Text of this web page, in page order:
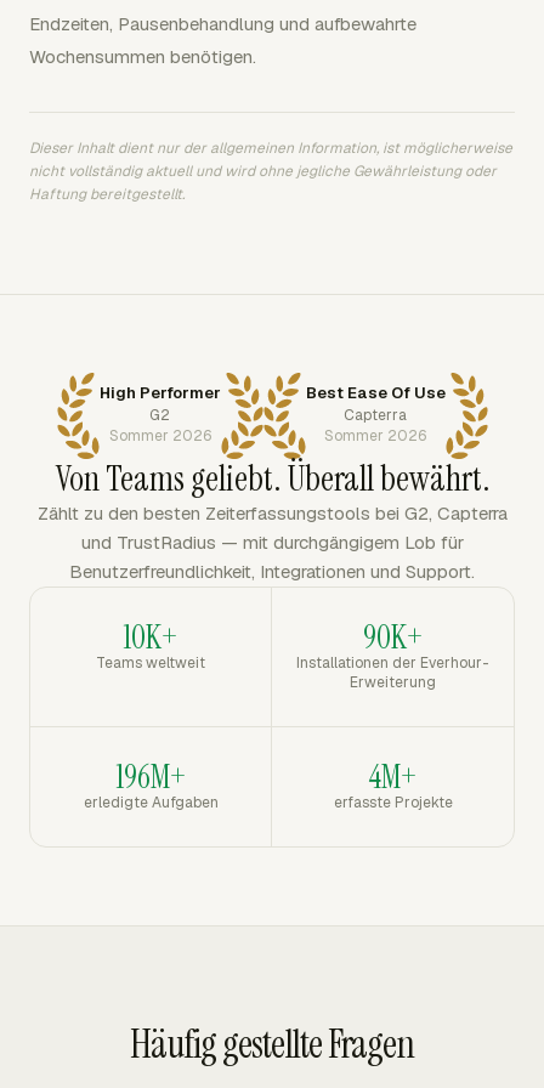
Endzeiten, Pausenbehandlung und aufbewahrte
Wochensummen benötigen.
Dieser Inhalt dient nur der allgemeinen Information, ist möglicherweise
nicht vollständig aktuell und wird ohne jegliche Gewährleistung oder
Haftung bereitgestellt.
High Performer
G2
Sommer 2026
Best Ease Of Use
Capterra
Sommer 2026
Von Teams geliebt. Überall bewährt.
Zählt zu den besten Zeiterfassungstools bei G2, Capterra
und TrustRadius — mit durchgängigem Lob für
Benutzerfreundlichkeit, Integrationen und Support.
10K+
Teams weltweit
90K+
Installationen der Everhour-
Erweiterung
196M+
erledigte Aufgaben
4M+
erfasste Projekte
Häufig gestellte Fragen